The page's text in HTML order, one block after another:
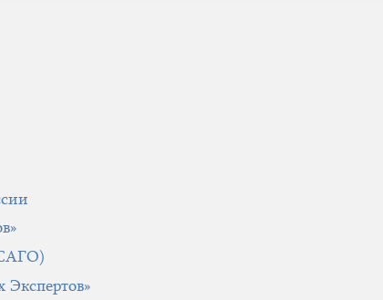
Экспертов»